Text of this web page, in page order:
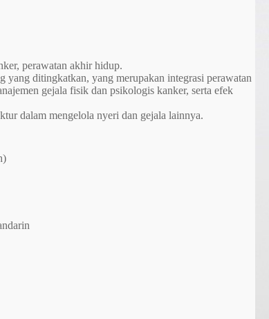
perawatan akhir hidup.
yang ditingkatkan, yang merupakan integrasi perawatan
gejala fisik dan psikologis kanker, serta efek
dalam mengelola nyeri dan gejala lainnya.